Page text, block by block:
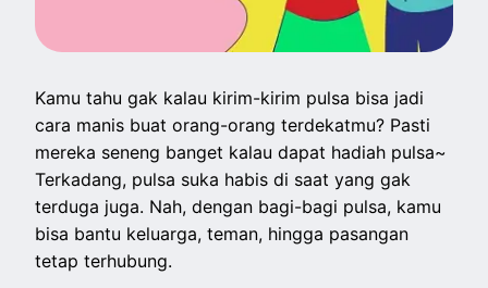
Kamu tahu gak kalau kirim-kirim pulsa bisa jadi
cara manis buat orang-orang terdekatmu? Pasti
mereka seneng banget kalau dapat hadiah pulsa~
Terkadang, pulsa suka habis di saat yang gak
terduga juga. Nah, dengan bagi-bagi pulsa, kamu
bisa bantu keluarga, teman, hingga pasangan
tetap terhubung.